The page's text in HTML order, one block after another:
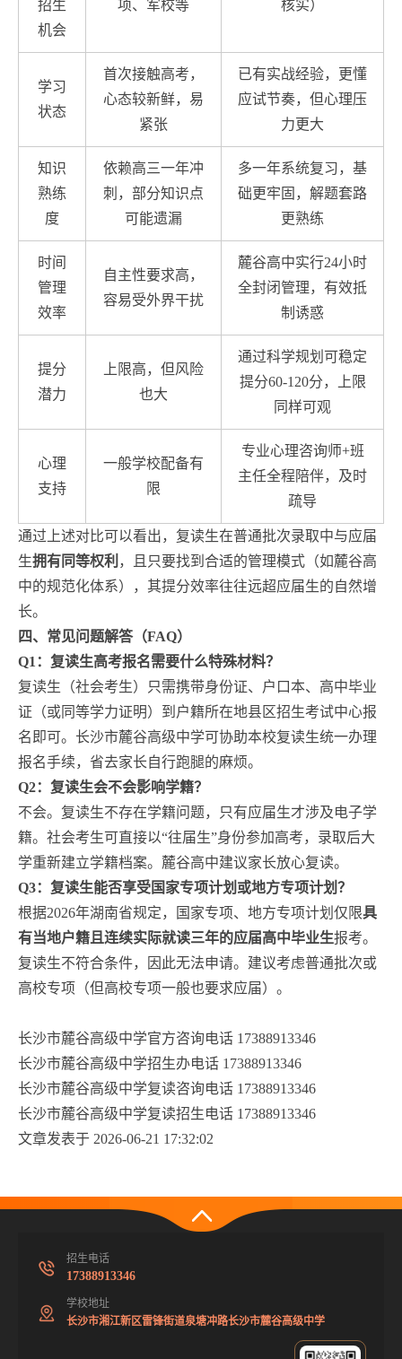
招生
机会
项、军校等
核实）
学习
状态
首次接触高考，
心态较新鲜，易
紧张
已有实战经验，更懂
应试节奏，但心理压
力更大
知识
熟练
度
依赖高三一年冲
刺，部分知识点
可能遗漏
多一年系统复习，基
础更牢固，解题套路
更熟练
时间
管理
效率
自主性要求高，
容易受外界干扰
麓谷高中实行24小时
全封闭管理，有效抵
制诱惑
提分
潜力
上限高，但风险
也大
通过科学规划可稳定
提分60-120分，上限
同样可观
心理
支持
一般学校配备有
限
专业心理咨询师+班
主任全程陪伴，及时
疏导
通过上述对比可以看出，复读生在普通批次录取中与应届
生拥有同等权利 ，且只要找到合适的管理模式（如麓谷高
中的规范化体系），其提分效率往往远超应届生的自然增
长。
四、常见问题解答（FAQ）
Q1：复读生高考报名需要什么特殊材料？
复读生（社会考生）只需携带身份证、户口本、高中毕业
证（或同等学力证明）到户籍所在地县区招生考试中心报
名即可。长沙市麓谷高级中学可协助本校复读生统一办理
报名手续，省去家长自行跑腿的麻烦。
Q2：复读生会不会影响学籍？
不会。复读生不存在学籍问题，只有应届生才涉及电子学
籍。社会考生可直接以“往届生”身份参加高考，录取后大
学重新建立学籍档案。麓谷高中建议家长放心复读。
Q3：复读生能否享受国家专项计划或地方专项计划？
根据2026年湖南省规定，国家专项、地方专项计划仅限具
有当地户籍且连续实际就读三年的应届高中毕业生报考。
复读生不符合条件，因此无法申请。建议考虑普通批次或
高校专项（但高校专项一般也要求应届）。
长沙市麓谷高级中学官方咨询电话 17388913346
长沙市麓谷高级中学招生办电话 17388913346
长沙市麓谷高级中学复读咨询电话 17388913346
长沙市麓谷高级中学复读招生电话 17388913346
文章发表于 2026-06-21 17:32:02
招生电话
17388913346
学校地址
长沙市湘江新区雷锋街道泉塘冲路长沙市麓谷高级中学